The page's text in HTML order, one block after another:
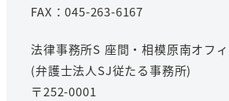
FAX：045-263-6167
法律事務所S 座間・相模原南オフ
(弁護士法人SJ従たる事務所)
〒252-0001